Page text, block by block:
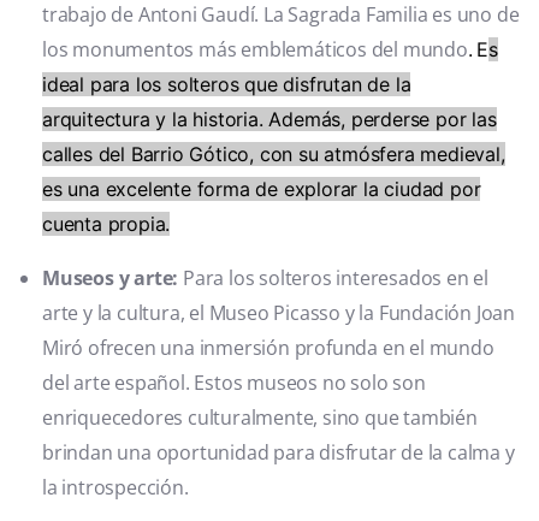
trabajo de Antoni Gaudí. La Sagrada Familia es uno de
los monumentos más emblemáticos del mundo. Es
ideal para los solteros que disfrutan de la
arquitectura y la historia. Además, perderse por las
calles del Barrio Gótico, con su atmósfera medieval,
es una excelente forma de explorar la ciudad por
cuenta propia.
Museos y arte: Para los solteros interesados en el
arte y la cultura, el Museo Picasso y la Fundación Joan
Miró ofrecen una inmersión profunda en el mundo
del arte español. Estos museos no solo son
enriquecedores culturalmente, sino que también
brindan una oportunidad para disfrutar de la calma y
la introspección.